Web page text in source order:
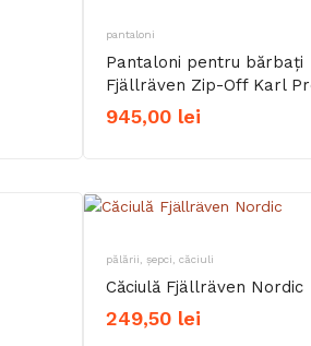
pantaloni
Pantaloni pentru bărbați
Fjällräven Zip-Off Karl
945,00 lei
pălării, șepci, căciuli
Căciulă Fjällräven Nordic
249,50 lei